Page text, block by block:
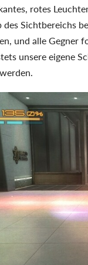
rotes
Sichtbereichs
und alle Gegner
unsere eigene